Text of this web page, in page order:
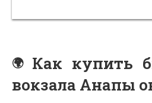
Как купить
вокзала Анапы